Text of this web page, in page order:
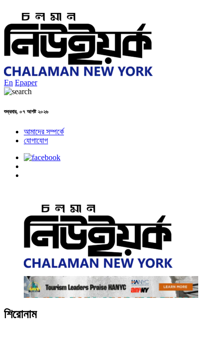
En Epaper
শুক্রবার, ০৭ আগষ্ট ২০২৬
আমাদের সম্পর্কে
যোগাযোগ
শিরোনাম